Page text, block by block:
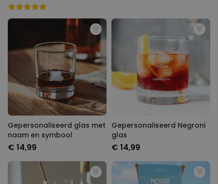
Gepersonaliseerd glas met
naam en symbool
€ 14,99
Gepersonaliseerd Negroni
glas
€ 14,99